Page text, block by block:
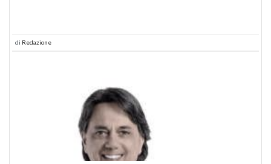
di Redazione